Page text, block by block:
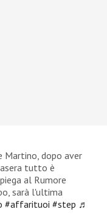
Martino, dopo aver
tutto è
al Rumore
sarà l'ultima
#affarituoi #step ♬